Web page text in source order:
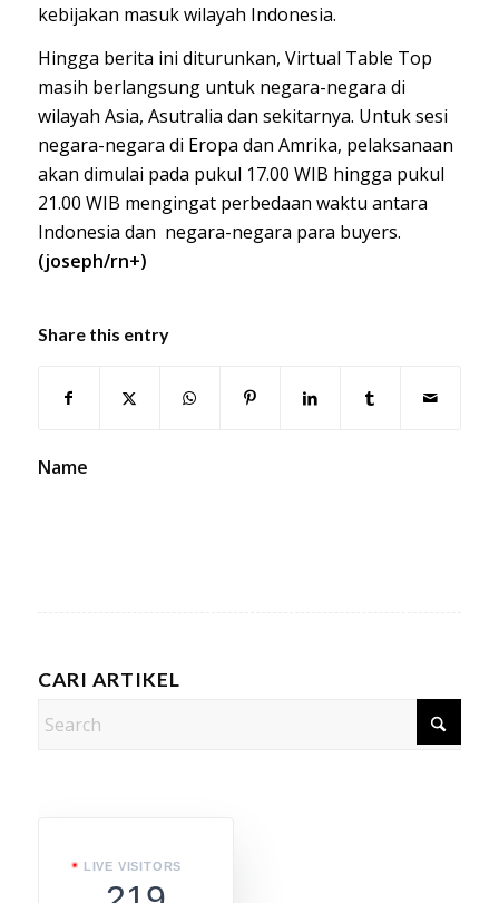
kebijakan masuk wilayah Indonesia.
Hingga berita ini diturunkan, Virtual Table Top
masih berlangsung untuk negara-negara di
wilayah Asia, Asutralia dan sekitarnya. Untuk sesi
negara-negara di Eropa dan Amrika, pelaksanaan
akan dimulai pada pukul 17.00 WIB hingga pukul
21.00 WIB mengingat perbedaan waktu antara
Indonesia dan negara-negara para buyers.
(joseph/rn+)
Share this entry
Name
CARI ARTIKEL
LIVE VISITORS